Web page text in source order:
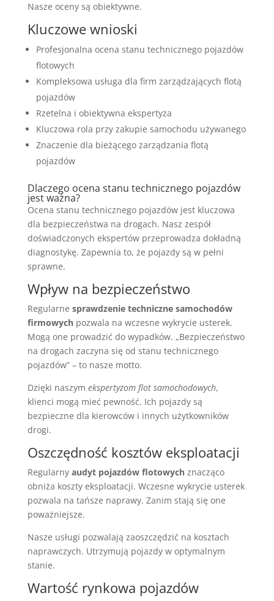
Nasze oceny są obiektywne.
Kluczowe wnioski
Profesjonalna ocena stanu technicznego pojazdów
flotowych
Kompleksowa usługa dla firm zarządzających flotą
pojazdów
Rzetelna i obiektywna ekspertyza
Kluczowa rola przy zakupie samochodu używanego
Znaczenie dla bieżącego zarządzania flotą
pojazdów
Dlaczego ocena stanu technicznego pojazdów
jest ważna?
Ocena stanu technicznego pojazdów jest kluczowa
dla bezpieczeństwa na drogach. Nasz zespół
doświadczonych ekspertów przeprowadza dokładną
diagnostykę. Zapewnia to, że pojazdy są w pełni
sprawne.
Wpływ na bezpieczeństwo
Regularne sprawdzenie techniczne samochodów
firmowychpozwala na wczesne wykrycie usterek.
Mogą one prowadzić do wypadków. „Bezpieczeństwo
na drogach zaczyna się od stanu technicznego
pojazdów” – to nasze motto.
Dzięki naszym ekspertyzom flot samochodowych,
klienci mogą mieć pewność. Ich pojazdy są
bezpieczne dla kierowców i innych użytkowników
drogi.
Oszczędność kosztów eksploatacji
Regularny audyt pojazdów flotowychznacząco
obniża koszty eksploatacji. Wczesne wykrycie usterek
pozwala na tańsze naprawy. Zanim stają się one
poważniejsze.
Nasze usługi pozwalają zaoszczędzić na kosztach
naprawczych. Utrzymują pojazdy w optymalnym
stanie.
Wartość rynkowa pojazdów